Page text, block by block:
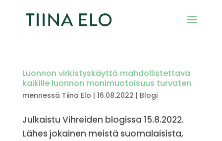
Luonnon virkistys­käyttö mahdollis­tet­tava
kaikille luonnon monimuo­toi­suus turvaten
mennessä Tiina Elo | 16.08.2022 | Blogi
Julkaistu Vihreiden blogissa 15.8.2022.
Lähes jokainen meistä suomalaisista,